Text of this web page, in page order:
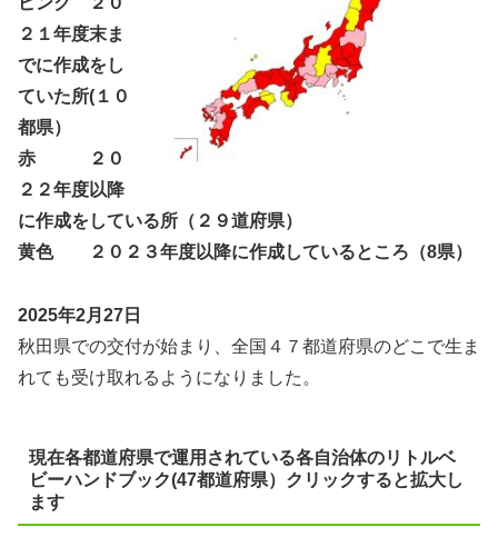
２１年度末ま
でに作成をし
ていた所(１０
都県）
赤 ２０
２２年度以降
に作成をしている所（２９道府県）
黄色 ２０２３年度以降に作成しているところ（8県）
2025年2月27日
秋田県での交付が始まり、全国４７都道府県のどこで生ま
れても受け取れるようになりました。
現在各都道府県で運用されている各自治体のリトルベ
ビーハンドブック(47都道府県）クリックすると拡大し
ます